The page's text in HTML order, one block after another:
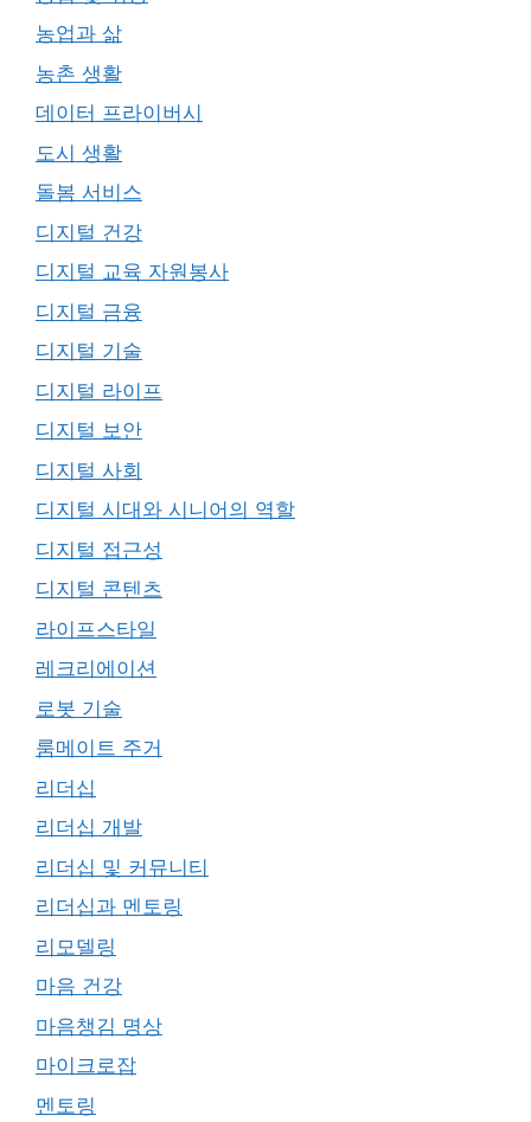
농업과 삶
농촌 생활
데이터 프라이버시
도시 생활
돌봄 서비스
디지털 건강
디지털 교육 자원봉사
디지털 금융
디지털 기술
디지털 라이프
디지털 보안
디지털 사회
디지털 시대와 시니어의 역할
디지털 접근성
디지털 콘텐츠
라이프스타일
레크리에이션
로봇 기술
룸메이트 주거
리더십
리더십 개발
리더십 및 커뮤니티
리더십과 멘토링
리모델링
마음 건강
마음챙김 명상
마이크로잡
멘토링